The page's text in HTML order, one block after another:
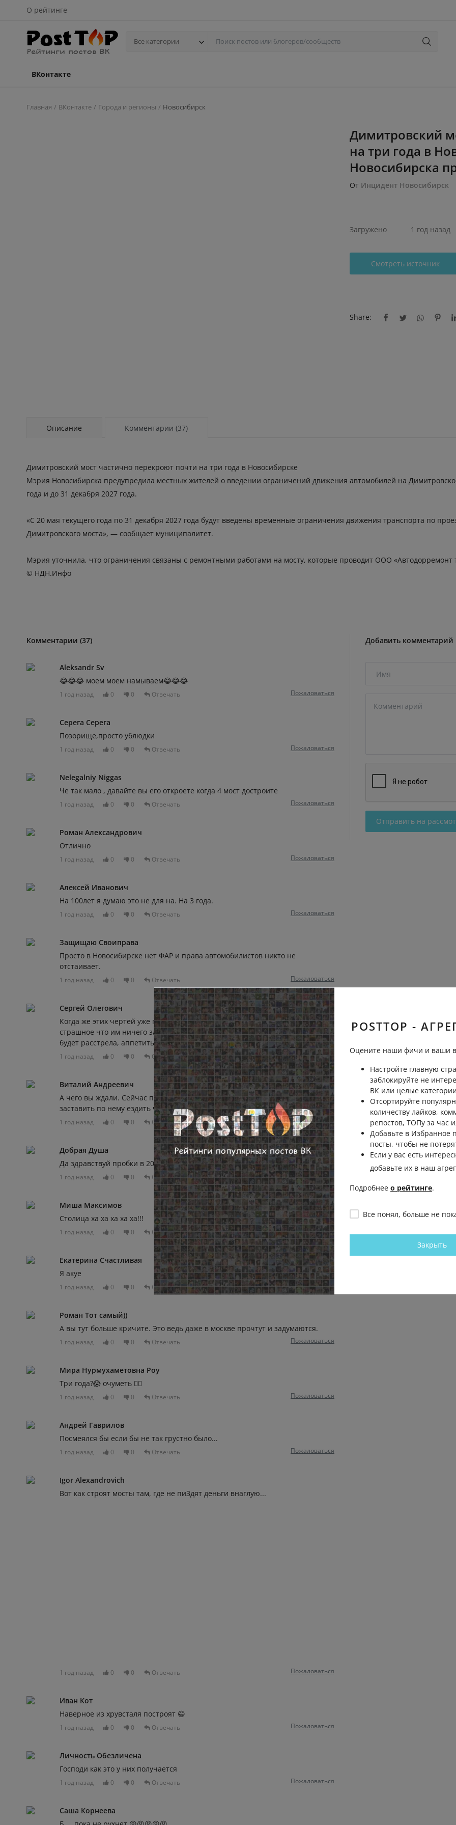
О рейтинге
Все категории
ВКонтакте
Главная ВКонтакте Города и регионы Новосибирск
Димитровский
на три года в
Новосибирска
От Инцидент Новосибирск
Загружено 1 год назад
Смотреть источник
Share:
Описание Комментарии (37)
Димитровский мост частично перекроют почти на три года в Новосибирске
Мэрия Новосибирска предупредила местных жителей о введении ограничений движения автомобилей на
года и до 31 декабря 2027 года.
«С 20 мая текущего года по 31 декабря 2027 года будут введены временные ограничения движения транспорта по
Димитровского моста», — сообщает муниципалитет.
Мэрия уточнила, что ограничения связаны с ремонтными работами на мосту, которые проводит ООО «Автодорремонт
© НДН.Инфо
Комментарии (37)
Aleksandr Sv
😂😂😂 моем моем намываем😂😂😂
1 год назад 0 0 Отвечать Пожаловаться
Серега Серега
Позорище,просто ублюдки
1 год назад 0 0 Отвечать Пожаловаться
Nelegalniy Niggas
Че так мало , давайте вы его откроете когда 4 мост достроите
1 год назад 0 0 Отвечать Пожаловаться
Роман Александрович
Отлично
1 год назад 0 0 Отвечать Пожаловаться
Алексей Иванович
На 100лет я думаю это не для на. На 3 года.
1 год назад 0 0 Отвечать Пожаловаться
Защищаю Своиправа
Просто в Новосибирске нет ФАР и права автомобилистов никто не
отстаивает.
1 год назад 0 0 Отвечать Пожаловаться
Сергей Олегович
Когда же этих чертей уже посадят…. В край берега перепутали… и самое
страшное что им ничего за это не будет…. Пока в стране за коррупцию не
будет расстрела, аппетиты у них растут стране скоро хана
1 год назад 0 0 Отвечать Пожаловаться
Виталий Андреевич
А чего вы ждали. Сейчас платный мост доделают надо же как-то людей
заставить по нему ездить чтоб его окупить
1 год назад 0 0 Отвечать Пожаловаться
Добрая Душа
Да здравствуй пробки в 20 баллов 🥲
1 год назад 0 0 Отвечать Пожаловаться
Миша Максимов
Столица ха ха ха ха ха!!!
1 год назад 0 0 Отвечать Пожаловаться
Екатерина Счастливая
Я акуе
1 год назад 0 0 Отвечать Пожаловаться
Роман Тот самый))
А вы тут больше кричите. Это ведь даже в москве прочтут и задумаются.
1 год назад 0 0 Отвечать Пожаловаться
Мира Нурмухаметовна Роу
Три года?😱 очуметь 🤦‍♀️
1 год назад 0 0 Отвечать Пожаловаться
Андрей Гаврилов
Посмеялся бы если бы не так грустно было...
1 год назад 0 0 Отвечать Пожаловаться
Igor Alexandrovich
Вот как строят мосты там, где не пи3дят деньги внаглую...
1 год назад 0 0 Отвечать Пожаловаться
Иван Кот
Наверное из хрувсталя построят 😄
1 год назад 0 0 Отвечать Пожаловаться
Личность Обезличена
Господи как это у них получается
1 год назад 0 0 Отвечать Пожаловаться
Саша Корнеева
Добавить комментарий
Отправить на
POSTTOP -
Оцените наши фичи и ваши
Настройте главную
заблокируйте не
ВК или целые
Отсортируйте
количеству лайков,
репостов, ТОПу за час
Добавьте в Избранное
посты, чтобы не
Если у вас есть
добавьте их в наш
Подробнее о рейтинге.
Все понял, больше не
Закрыть